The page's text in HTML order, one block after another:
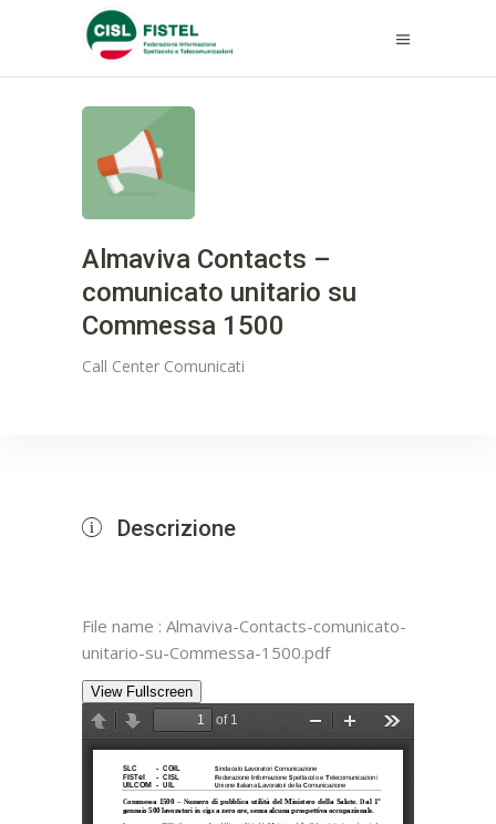
Almaviva Contacts –
comunicato unitario su
Commessa 1500
Call Center Comunicati
Descrizione
File name : Almaviva-Contacts-comunicato-
unitario-su-Commessa-1500.pdf
View Fullscreen